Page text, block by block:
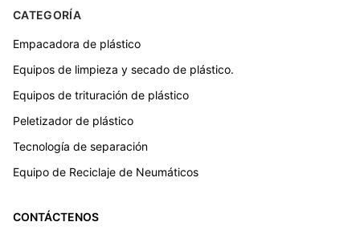
CATEGORÍA
Empacadora de plástico
Equipos de limpieza y secado de plástico.
Equipos de trituración de plástico
Peletizador de plástico
Tecnología de separación
Equipo de Reciclaje de Neumáticos
CONTÁCTENOS